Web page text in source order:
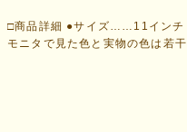
□商品詳細 ●サイズ……11イン
モニタで見た色と実物の色は若